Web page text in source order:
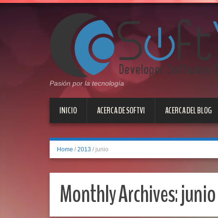
Pasión por la tecnología
INICIO ACERCA DE SOFTVI ACERCA DEL BLOG
Home / 2013 / junio
Monthly Archives: